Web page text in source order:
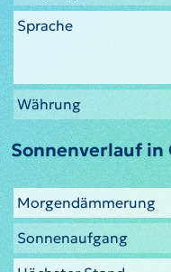
Sprache
Währung
Sonnenverlauf in
Morgendämmerung
Sonnenaufgang